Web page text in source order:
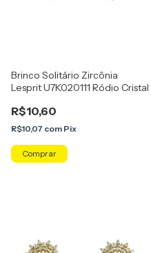
Brinco Solitário Zircônia
Lesprit U7K020111 Ródio Cristal
R$10,60
R$10,07 com Pix
Comprar